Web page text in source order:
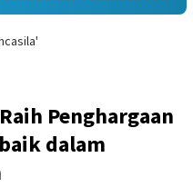
Penghargaan
dalam